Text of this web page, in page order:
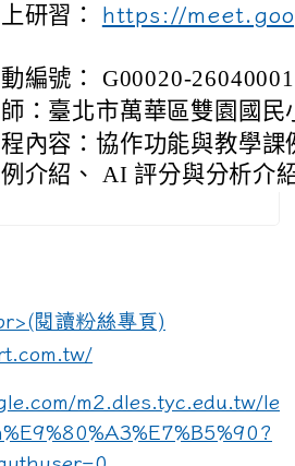
研習： https://
編號： G00020-
：臺北市萬華區雙園國民
內容：協作功能與教學
介紹、 AI 評分與分析介
link to https://